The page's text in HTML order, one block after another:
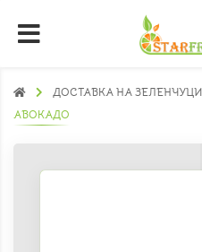
ДОСТАВКА НА ЗЕЛЕНЧУЦИ
АВОКАДО